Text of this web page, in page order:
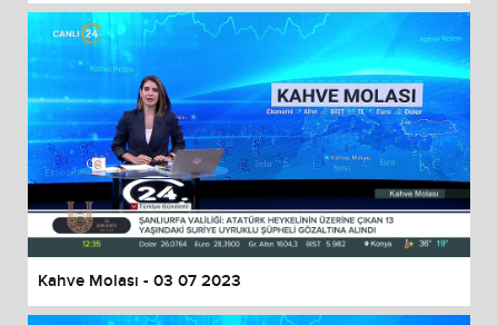
Kahve Molası - 03 07 2023